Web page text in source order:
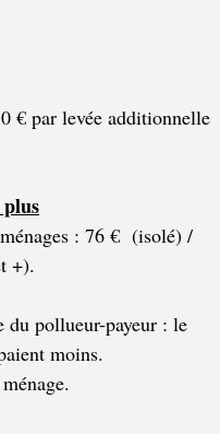
€ par levée additionnelle
: 76 €  (isolé) /
+).
du pollueur-payeur : le
moins.